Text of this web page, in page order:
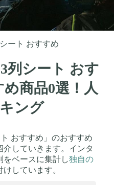
ート おすすめ
3列シート おす
商品0選！人
ング
おすすめ」のおすすめ
していきます。インタ
をベースに集計し独自の
しています。